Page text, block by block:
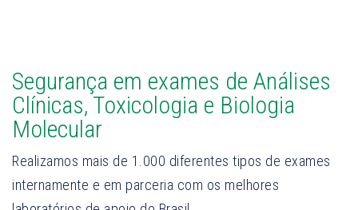
Segurança em exames de Análises
Clínicas, Toxicologia e Biologia
Molecular
Realizamos mais de 1.000 diferentes tipos de exames
internamente e em parceria com os melhores